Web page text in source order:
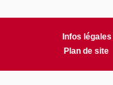
Infos légales
Plan de site